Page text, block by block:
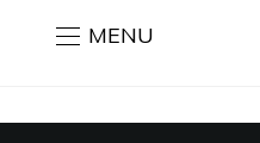
MENU